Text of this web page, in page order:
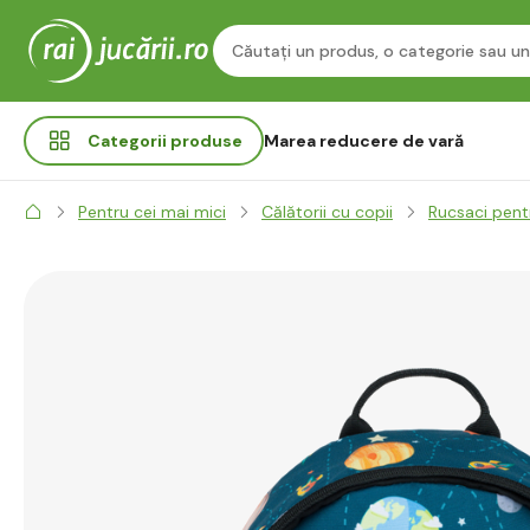
Categorii produse Marea reducere de vară
Pentru cei mai mici Călătorii cu copii Rucsaci